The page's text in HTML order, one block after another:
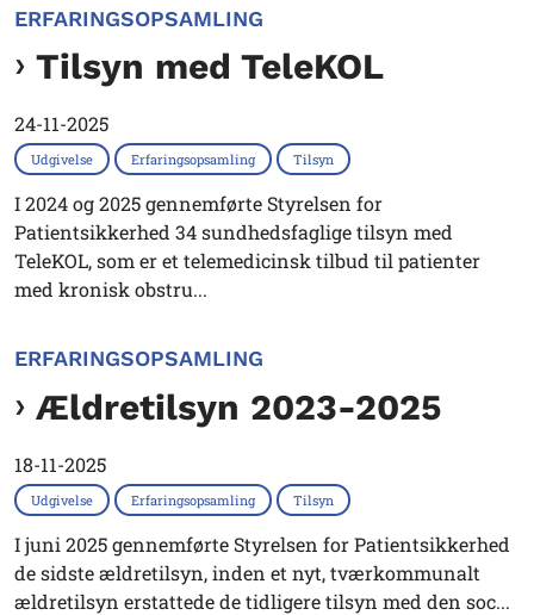
ERFARINGSOPSAMLING
Tilsyn med TeleKOL
24-11-2025
Udgivelse Erfaringsopsamling Tilsyn
I 2024 og 2025 gennemførte Styrelsen for
Patientsikkerhed 34 sundhedsfaglige tilsyn med
TeleKOL, som er et telemedicinsk tilbud til patienter
med kronisk obstru...
ERFARINGSOPSAMLING
Ældretilsyn 2023-2025
18-11-2025
Udgivelse Erfaringsopsamling Tilsyn
I juni 2025 gennemførte Styrelsen for Patientsikkerhed
de sidste ældretilsyn, inden et nyt, tværkommunalt
ældretilsyn erstattede de tidligere tilsyn med den soc...